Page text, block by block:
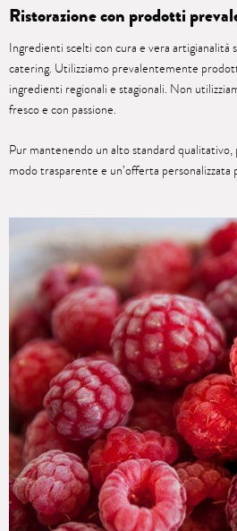
Ristorazione con prodotti
Ingredienti scelti con cura e vera artigianalità
catering. Utilizziamo prevalentemente
ingredienti regionali e stagionali. Non
fresco e con passione.
Pur mantenendo un alto standard
modo trasparente e un’offerta